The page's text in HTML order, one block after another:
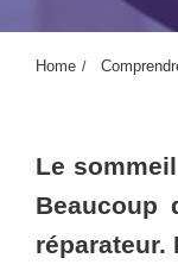
Home
Le
Beaucoup